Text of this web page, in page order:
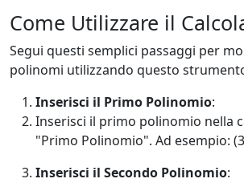
Come Utilizzare il
Segui questi semplici passaggi per
polinomi utilizzando questo
Inserisci il Primo Polinomio:
Inserisci il primo polinomio nella
"Primo Polinomio". Ad esempio:
Inserisci il Secondo Polinomio: